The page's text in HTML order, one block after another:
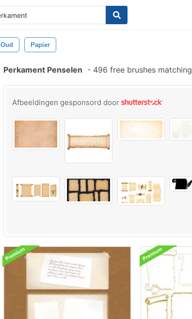
Oud Papier
Perkament Penselen - 496 free brushes matching
Afbeeldingen gesponsord door